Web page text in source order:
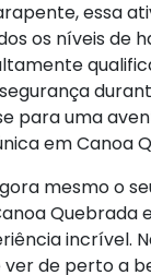
essa
os níveis de
para uma
em Canoa
mesmo o
Quebrada
incrível.
de perto a